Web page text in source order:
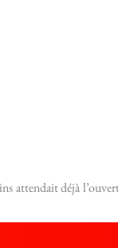
attendait déjà